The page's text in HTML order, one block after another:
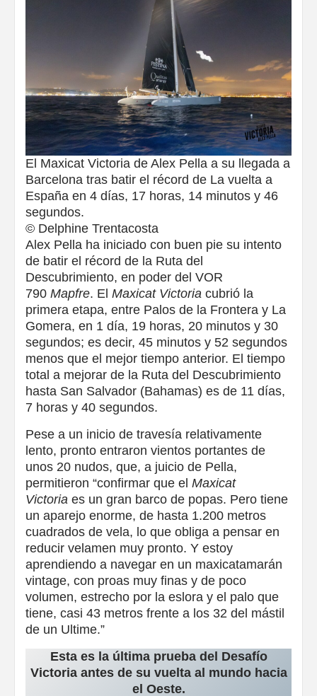
El Maxicat Victoria de Alex Pella a su llegada a
Barcelona tras batir el récord de La vuelta a
España en 4 días, 17 horas, 14 minutos y 46
segundos.
© Delphine Trentacosta
Alex Pella ha iniciado con buen pie su intento
de batir el récord de la Ruta del
Descubrimiento, en poder del VOR
790 Mapfre. El Maxicat Victoria cubrió la
primera etapa, entre Palos de la Frontera y La
Gomera, en 1 día, 19 horas, 20 minutos y 30
segundos; es decir, 45 minutos y 52 segundos
menos que el mejor tiempo anterior. El tiempo
total a mejorar de la Ruta del Descubrimiento
hasta San Salvador (Bahamas) es de 11 días,
7 horas y 40 segundos.
Pese a un inicio de travesía relativamente
lento, pronto entraron vientos portantes de
unos 20 nudos, que, a juicio de Pella,
permitieron “confirmar que el Maxicat
Victoria es un gran barco de popas. Pero tiene
un aparejo enorme, de hasta 1.200 metros
cuadrados de vela, lo que obliga a pensar en
reducir velamen muy pronto. Y estoy
aprendiendo a navegar en un maxicatamarán
vintage, con proas muy finas y de poco
volumen, estrecho por la eslora y el palo que
tiene, casi 43 metros frente a los 32 del mástil
de un Ultime.”
Esta es la última prueba del Desafío
Victoria antes de su vuelta al mundo hacia
el Oeste.